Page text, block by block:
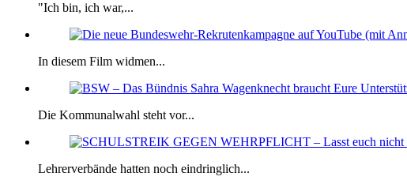
"Ich bin, ich war,...
In diesem Film widmen...
Die Kommunalwahl steht vor...
Lehrerverbände hatten noch eindringlich...